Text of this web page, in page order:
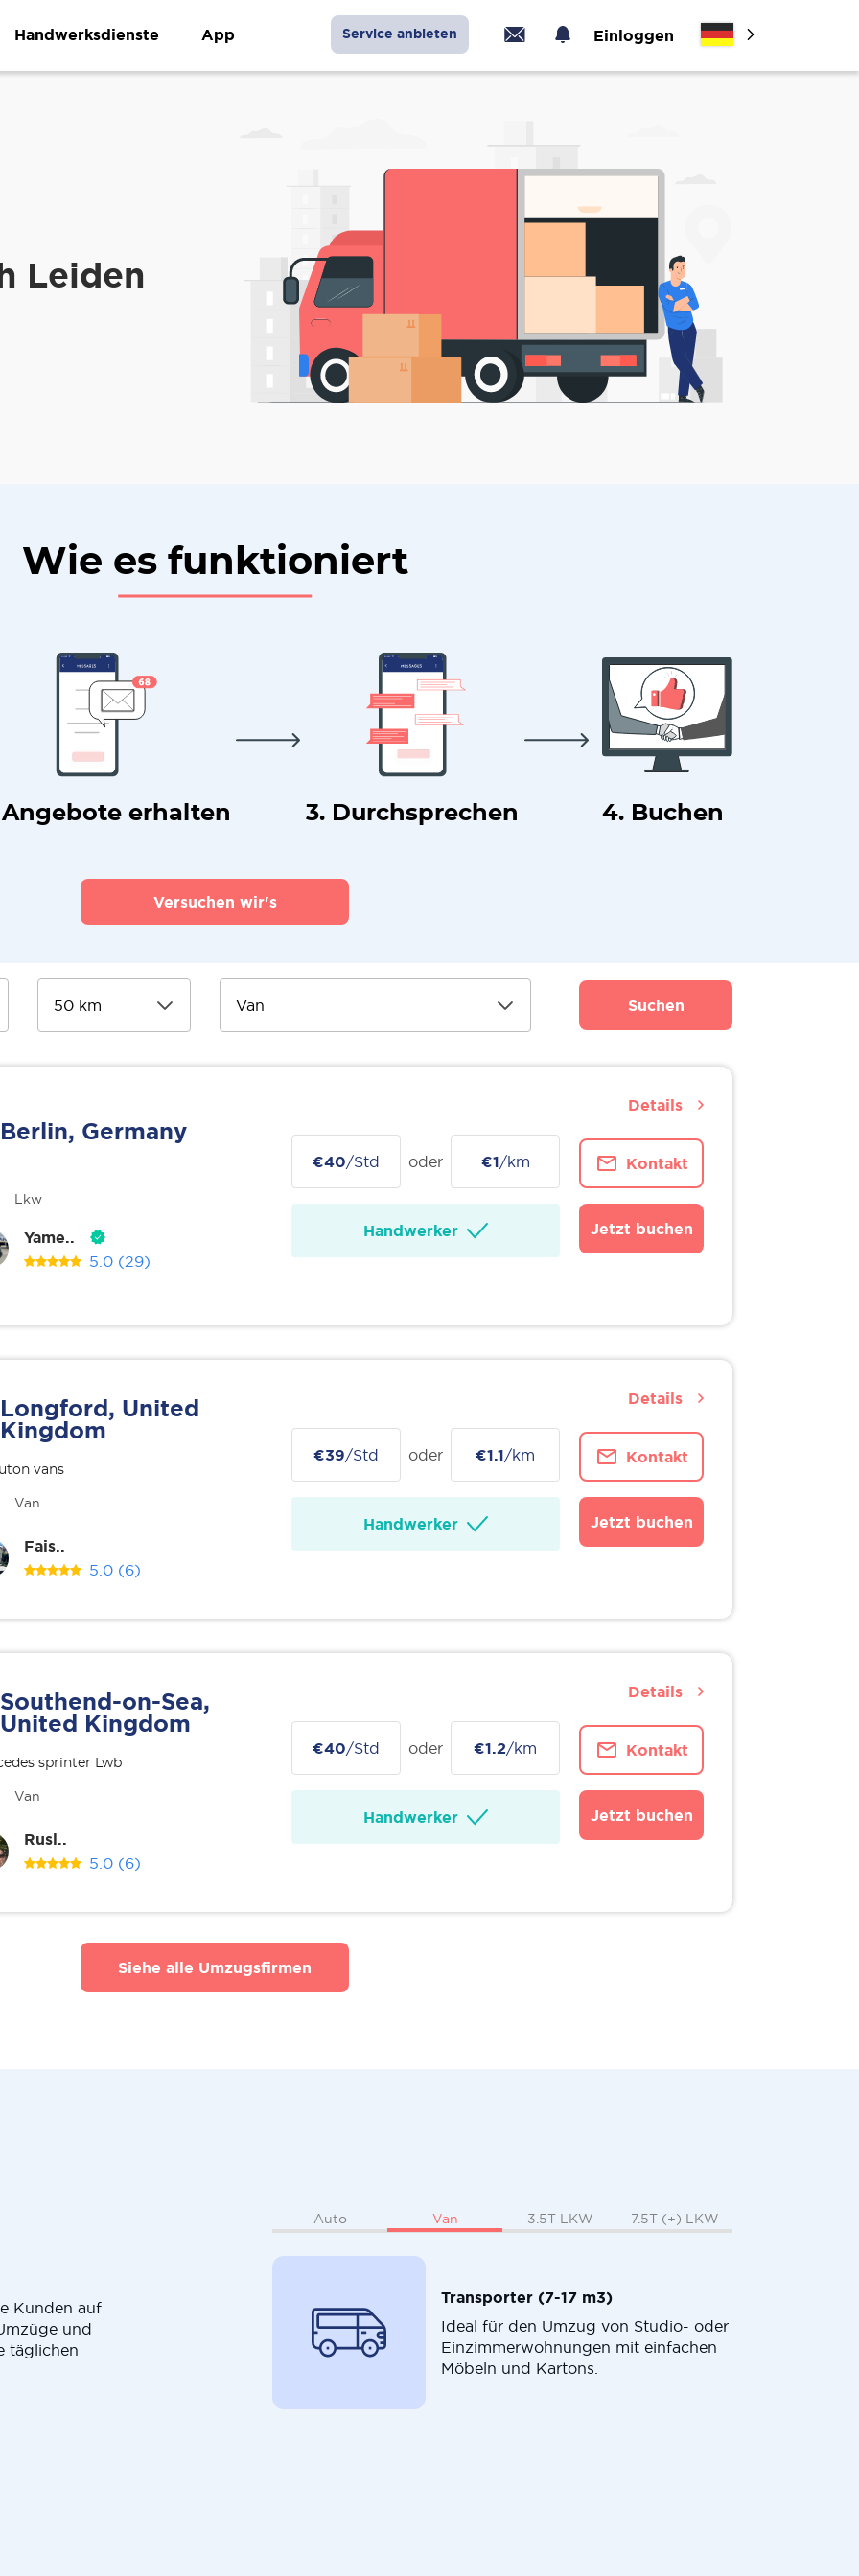
Handwerksdienste App Service anbieten Einloggen
Leiden
Wie es funktioniert
Angebote erhalten 3. Durchsprechen 4. Buchen
Versuchen wir's
Suchen
Berlin, Germany
Lkw
Yame..
5.0 (29)
€40/Std oder €1/km
Handwerker
Kontakt
Jetzt buchen
Details
Longford, United
Kingdom
vans
Van
Fais..
5.0 (6)
€39/Std oder €1.1/km
Handwerker
Kontakt
Jetzt buchen
Details
Southend-on-Sea,
United Kingdom
sprinter Lwb
Van
Rusl..
5.0 (6)
€40/Std oder €1.2/km
Handwerker
Kontakt
Jetzt buchen
Details
Siehe alle Umzugsfirmen
Kunden auf
und
täglichen
Auto Van 3.5T LKW 7.5T (+) LKW
Transporter (7-17 m3)
Ideal für den Umzug von Studio- oder
Einzimmerwohnungen mit einfachen
Möbeln und Kartons.